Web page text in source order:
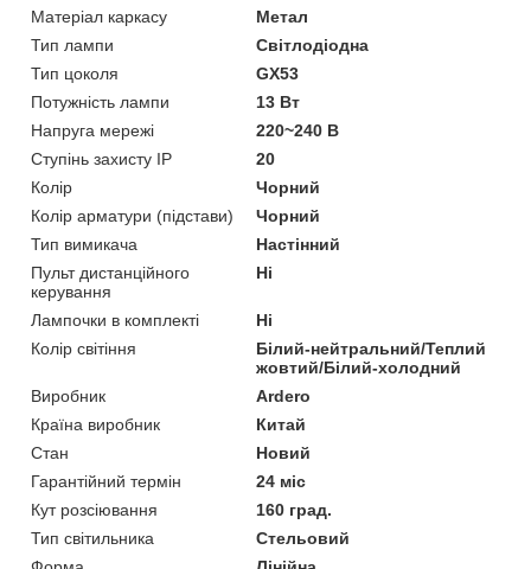
Матеріал каркасу
Метал
Тип лампи
Світлодіодна
Тип цоколя
GX53
Потужність лампи
13 Вт
Напруга мережі
220~240 В
Ступінь захисту IP
20
Колір
Чорний
Колір арматури (підстави)
Чорний
Тип вимикача
Настінний
Пульт дистанційного
керування
Ні
Лампочки в комплекті
Ні
Колір світіння
Білий-нейтральний/Теплий
жовтий/Білий-холодний
Виробник
Ardero
Країна виробник
Китай
Стан
Новий
Гарантійний термін
24 міс
Кут розсіювання
160 град.
Тип світильника
Стельовий